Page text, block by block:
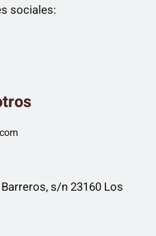
sociales:
s/n 23160 Los